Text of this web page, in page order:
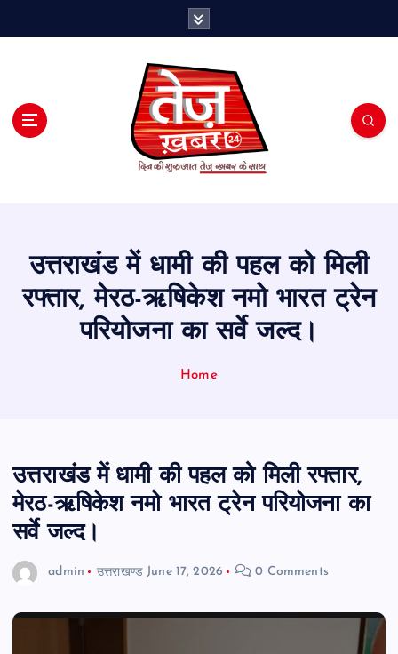
उत्तराखंड में धामी की पहल को मिली
रफ्तार, मेरठ-ऋषिकेश नमो भारत ट्रेन
परियोजना का सर्वे जल्द।
Home
उत्तराखंड में धामी की पहल को मिली रफ्तार,
मेरठ-ऋषिकेश नमो भारत ट्रेन परियोजना का
सर्वे जल्द।
admin उत्तराखण्ड June 17, 2026 0 Comments